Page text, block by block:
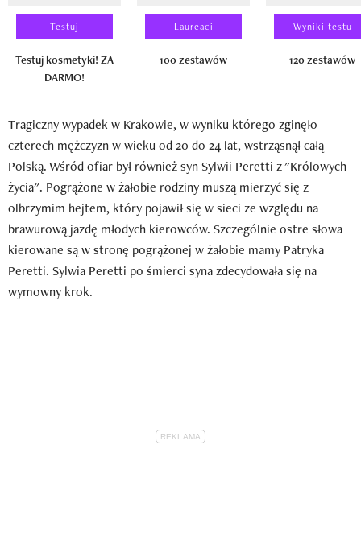
Testuj
Testuj kosmetyki! ZA
DARMO!
Laureaci
100 zestawów
Wyniki testu
120 zestawów
Tragiczny wypadek w Krakowie, w wyniku którego zginęło
czterech mężczyzn w wieku od 20 do 24 lat, wstrząsnął całą
Polską. Wśród ofiar był również syn Sylwii Peretti z "Królowych
życia". Pogrążone w żałobie rodziny muszą mierzyć się z
olbrzymim hejtem, który pojawił się w sieci ze względu na
brawurową jazdę młodych kierowców. Szczególnie ostre słowa
kierowane są w stronę pogrążonej w żałobie mamy Patryka
Peretti. Sylwia Peretti po śmierci syna zdecydowała się na
wymowny krok.